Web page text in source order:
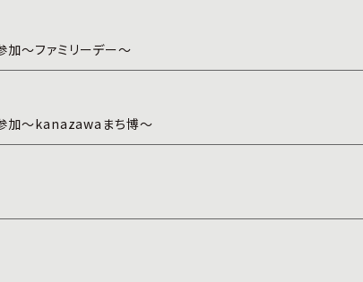
加～ファミリーデー～
加～kanazawaまち博～